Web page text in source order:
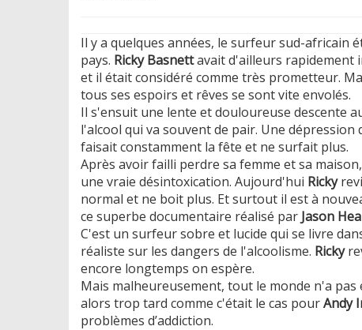
Il y a quelques années, le surfeur sud-africain
pays. Ricky Basnettavait d'ailleurs rapidement
et il était considéré comme très prometteur.
tous ses espoirs et rêves se sont vite envolés.
Il s'ensuit une lente et douloureuse descente
l'alcool qui va souvent de pair. Une
faisait constamment la fête et ne surfait plus.
Après avoir failli perdre sa femme et sa
une vraie désintoxication. Aujourd'hui Ricky
normal et ne boit plus. Et surtout il est à
ce superbe documentaire réalisé par Jason
C'est un surfeur sobre et lucide qui se livre
réaliste sur les dangers de l'alcoolisme. Ricky
encore longtemps on espère.
Mais malheureusement, tout le monde n'a pas
alors trop tard comme c'était le cas pourAndy
problèmes d’addiction.